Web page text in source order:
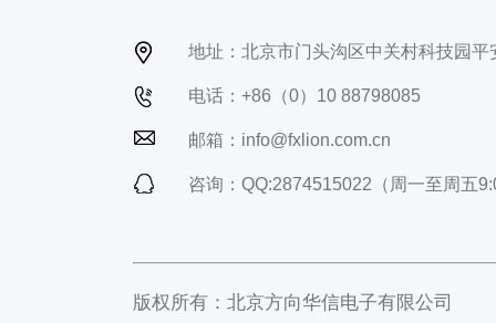
地址：北京市门头沟区中关村科技园平
电话：+86（0）10 88798085
邮箱：info@fxlion.com.cn
咨询：QQ:2874515022（周一至周五
版权所有：北京方向华信电子有限公司